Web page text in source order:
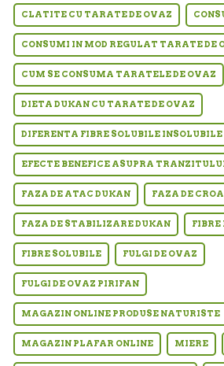
CLATITE CU TARATE DE OVAZ
CONSUMI IN MOD REGULAT TARATE DE
CUM SE CONSUMA TARATELE DE OVAZ
DIETA DUKAN CU TARATE DE OVAZ
DIFERENTA FIBRE SOLUBILE INSOLUBILE
EFECTE BENEFICE ASUPRA
FAZA DE ATAC DUKAN FAZA DE
FAZA DE STABILIZARE DUKAN FIBRE
FIBRE SOLUBILE FULGI DE OVAZ
FULGI DE OVAZ PIRIFAN
MAGAZIN ONLINE PRODUSE NATURISTE
MAGAZIN PLAFAR ONLINE MIERE